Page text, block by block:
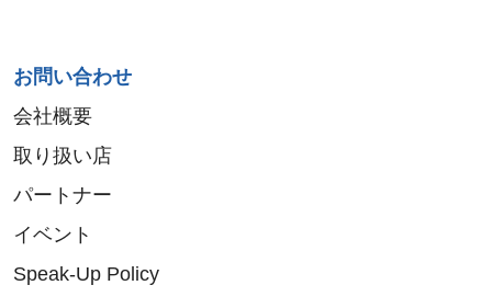
お問い合わせ
会社概要
取り扱い店
パートナー
イベント
Speak-Up Policy